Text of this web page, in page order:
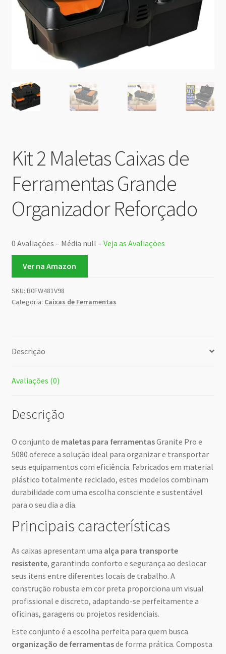
Kit 2 Maletas Caixas de
Ferramentas Grande
Organizador Reforçado
0 Avaliações – Média null – Veja as Avaliações
Ver na Amazon
SKU: B0FW481V98
Categoria: Caixas de Ferramentas
Descrição
Avaliações (0)
Descrição
O conjunto de maletas para ferramentasGranite Pro e
5080 oferece a solução ideal para organizar e transportar
seus equipamentos com eficiência. Fabricados em material
plástico totalmente reciclado, estes modelos combinam
durabilidade com uma escolha consciente e sustentável
para o seu dia a dia.
Principais características
As caixas apresentam uma alça para transporte
resistente, garantindo conforto e segurança ao deslocar
seus itens entre diferentes locais de trabalho. A
construção robusta em cor preta proporciona um visual
profissional e discreto, adaptando-se perfeitamente a
oficinas, garagens ou projetos residenciais.
Este conjunto é a escolha perfeita para quem busca
organização de ferramentasde forma prática. Composta